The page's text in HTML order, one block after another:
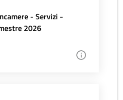
- Servizi -
2026